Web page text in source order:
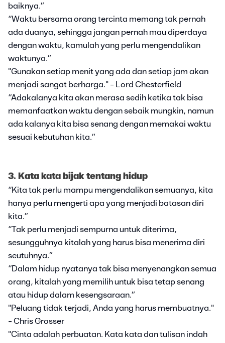
baiknya.”
“Waktu bersama orang tercinta memang tak pernah
ada duanya, sehingga jangan pernah mau diperdaya
dengan waktu, kamulah yang perlu mengendalikan
waktunya.”
"Gunakan setiap menit yang ada dan setiap jam akan
menjadi sangat berharga." - Lord Chesterfield
“Adakalanya kita akan merasa sedih ketika tak bisa
memanfaatkan waktu dengan sebaik mungkin, namun
ada kalanya kita bisa senang dengan memakai waktu
sesuai kebutuhan kita.”
3. Kata kata bijak tentang hidup
“Kita tak perlu mampu mengendalikan semuanya, kita
hanya perlu mengerti apa yang menjadi batasan diri
kita.”
“Tak perlu menjadi sempurna untuk diterima,
sesungguhnya kitalah yang harus bisa menerima diri
seutuhnya.”
“Dalam hidup nyatanya tak bisa menyenangkan semua
orang, kitalah yang memilih untuk bisa tetap senang
atau hidup dalam kesengsaraan.”
"Peluang tidak terjadi, Anda yang harus membuatnya."
- Chris Grosser
"Cinta adalah perbuatan. Kata kata dan tulisan indah